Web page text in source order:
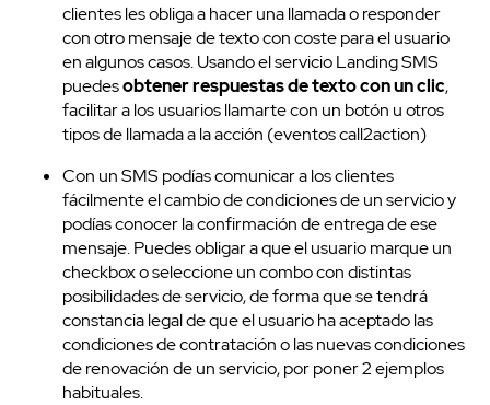
clientes les obliga a hacer una llamada o responder
con otro mensaje de texto con coste para el usuario
en algunos casos. Usando el servicio Landing SMS
puedesobtener respuestas de texto con un clic,
facilitar a los usuarios llamarte con un botón u otros
tipos de llamada a la acción (eventos call2action)
Con un SMS podías comunicar a los clientes
fácilmente el cambio de condiciones de un servicio y
podías conocer la confirmación de entrega de ese
mensaje. Puedes obligar a que el usuario marque un
checkbox o seleccione un combo con distintas
posibilidades de servicio, de forma que se tendrá
constancia legal de que el usuario ha aceptado las
condiciones de contratación o las nuevas condiciones
de renovación de un servicio, por poner 2 ejemplos
habituales.